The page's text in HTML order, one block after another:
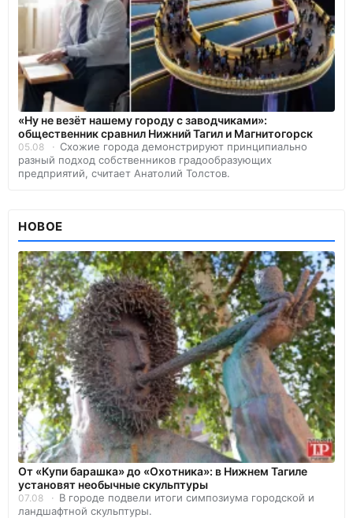
«Ну не везёт нашему городу с заводчиками»:
общественник сравнил Нижний Тагил и Магнитогорск
05.08
Схожие города демонстрируют принципиально
разный подход собственников градообразующих
предприятий, считает Анатолий Толстов.
НОВОЕ
От «Купи барашка» до «Охотника»: в Нижнем Тагиле
установят необычные скульптуры
07.08
В городе подвели итоги симпозиума городской и
ландшафтной скульптуры.